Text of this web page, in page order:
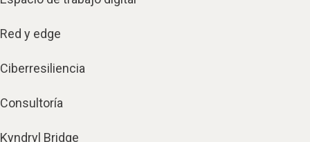
Red y edge
Ciberresiliencia
Consultoría
Kyndryl Bridge